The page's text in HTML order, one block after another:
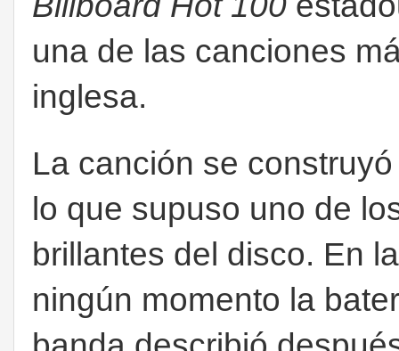
una de las canciones
inglesa.
La canción se
lo que supuso uno de
brillantes del disco. En
ningún momento la